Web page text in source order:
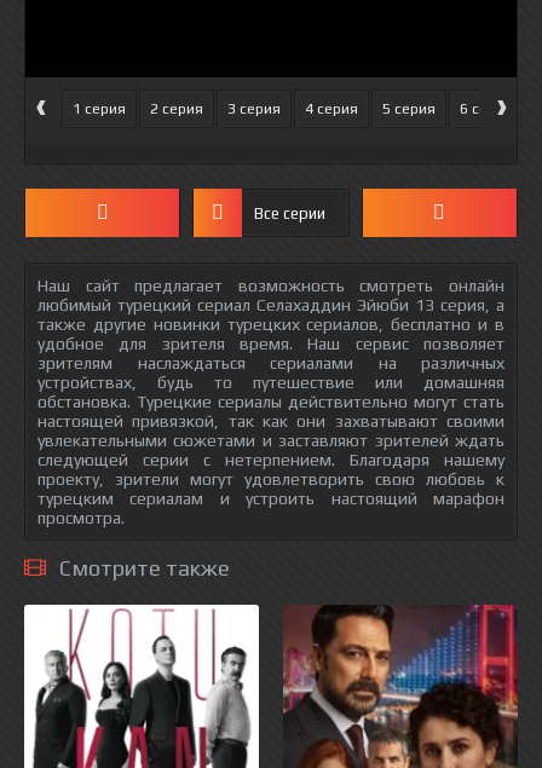
‹ 1 серия 2 серия 3 серия 4 серия 5 серия 6 серия
›
Все серии
Наш сайт предлагает возможность смотреть онлайн
любимый турецкий сериал Селахаддин Эйюби 13 серия, а
также другие новинки турецких сериалов, бесплатно и в
удобное для зрителя время. Наш сервис позволяет
зрителям наслаждаться сериалами на различных
устройствах, будь то путешествие или домашняя
обстановка. Турецкие сериалы действительно могут стать
настоящей привязкой, так как они захватывают своими
увлекательными сюжетами и заставляют зрителей ждать
следующей серии с нетерпением. Благодаря нашему
проекту, зрители могут удовлетворить свою любовь к
турецким сериалам и устроить настоящий марафон
просмотра.
Смотрите также